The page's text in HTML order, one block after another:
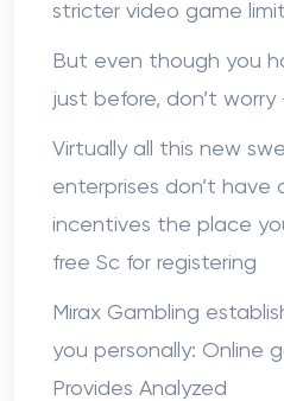
stricter video game
But even though you
just before, don’t worry
Virtually all this new
enterprises don’t have
incentives the place
free Sc for registering
Mirax Gambling
you personally: Online
Provides Analyzed